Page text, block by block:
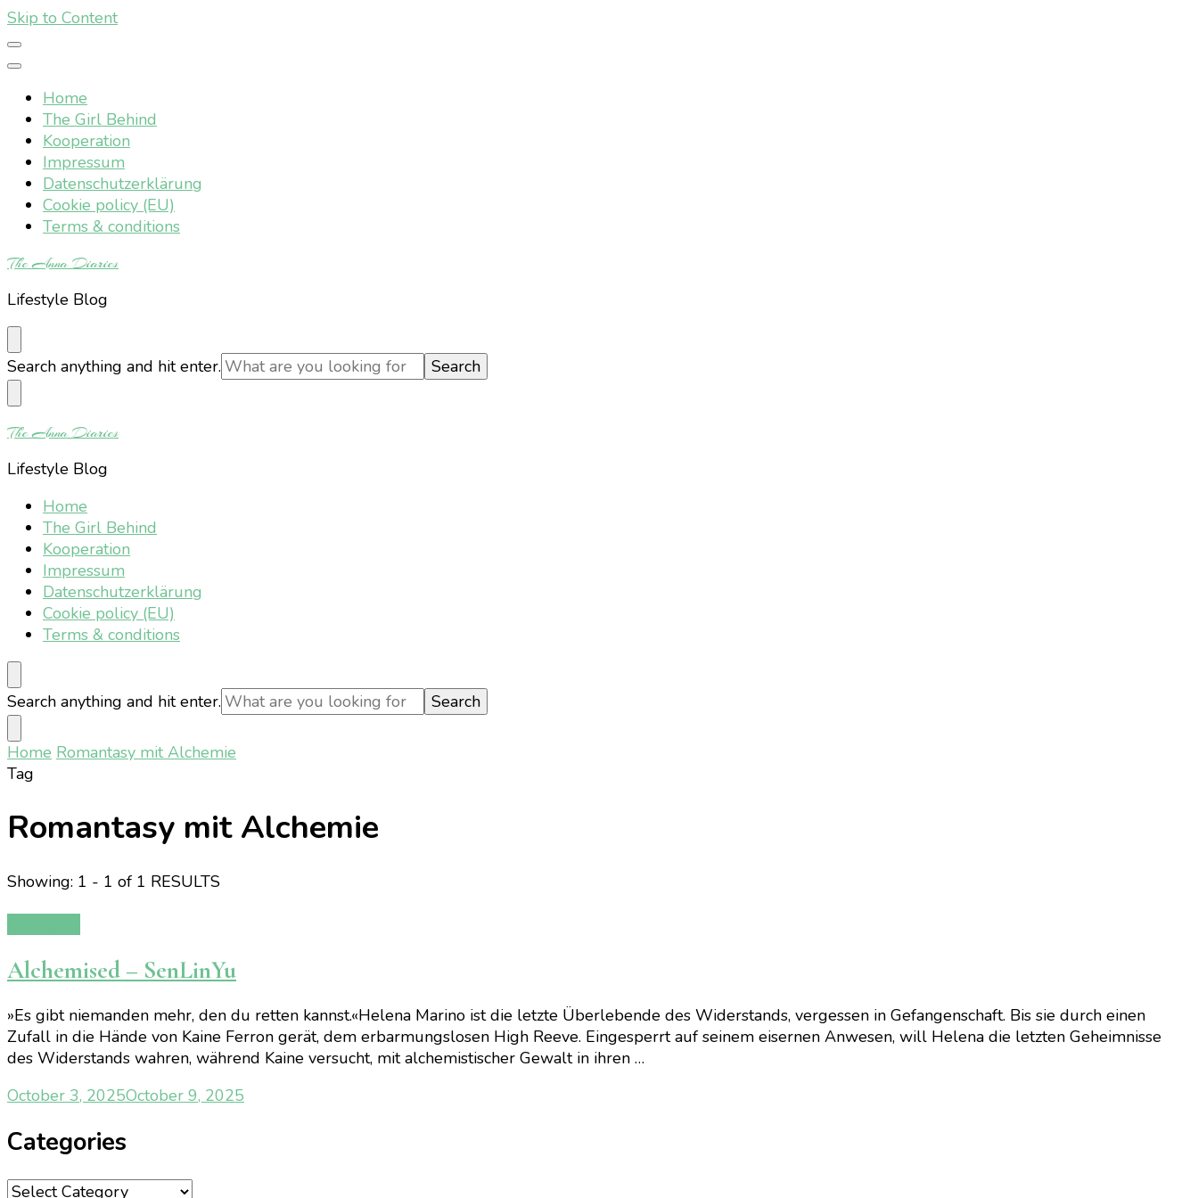
Skip to Content
Home
The Girl Behind
Kooperation
Impressum
Datenschutzerklärung
Cookie policy (EU)
Terms & conditions
The Anna Diaries
Lifestyle Blog
Looking
for
Something?
Search anything and hit enter.
The Anna Diaries
Lifestyle Blog
Home
The Girl Behind
Kooperation
Impressum
Datenschutzerklärung
Cookie policy (EU)
Terms & conditions
Looking
for
Something?
Search anything and hit enter.
Home Romantasy mit Alchemie
Tag
Romantasy mit Alchemie
Showing: 1 - 1 of 1 RESULTS
Alchemised – SenLinYu
»Es gibt niemanden mehr, den du retten kannst.«Helena Marino ist die letzte Überlebende des Widerstands, vergessen in Gefangenschaft. Bis sie durch einen
Zufall in die Hände von Kaine Ferron gerät, dem erbarmungslosen High Reeve. Eingesperrt auf seinem eisernen Anwesen, will Helena die letzten Geheimnisse
des Widerstands wahren, während Kaine versucht, mit alchemistischer Gewalt in ihren …
October 3, 2025October 9, 2025
Categories
Categories